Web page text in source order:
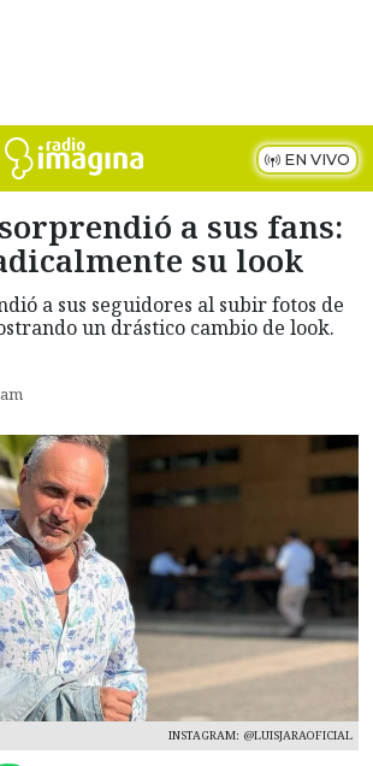
EN VIVO
a sus fans:
su look
a sus seguidores al subir fotos de
un drástico cambio de look.
INSTAGRAM: @LUISJARAOFICIAL